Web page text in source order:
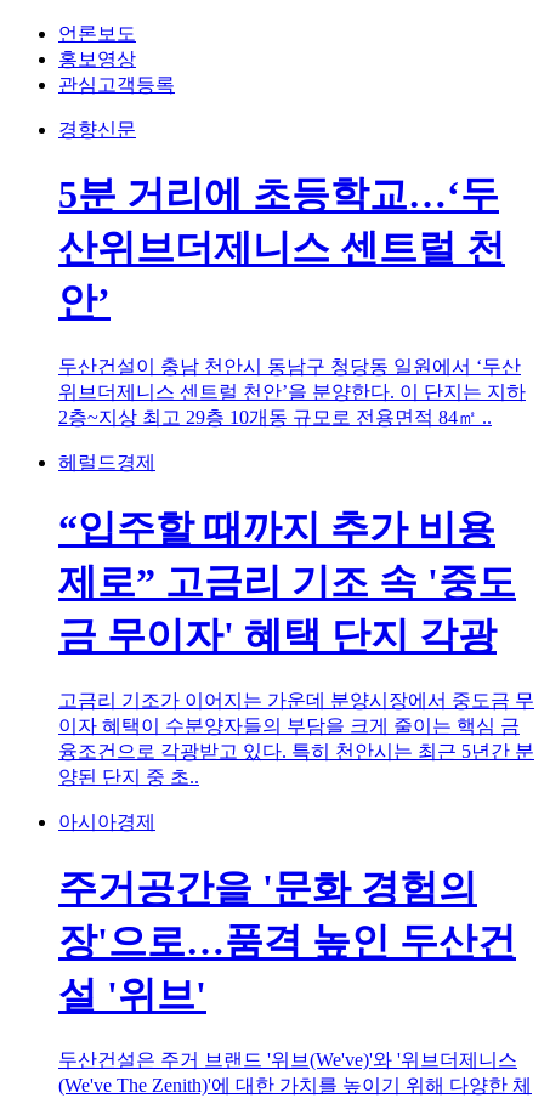
언론보도
홍보영상
관심고객등록
경향신문
5분 거리에 초등학교…‘두
산위브더제니스 센트럴 천
안’
두산건설이 충남 천안시 동남구 청당동 일원에서 ‘두산
위브더제니스 센트럴 천안’을 분양한다. 이 단지는 지하
2층~지상 최고 29층 10개동 규모로 전용면적 84㎡ ..
헤럴드경제
“입주할 때까지 추가 비용
제로” 고금리 기조 속 '중도
금 무이자' 혜택 단지 각광
고금리 기조가 이어지는 가운데 분양시장에서 중도금 무
이자 혜택이 수분양자들의 부담을 크게 줄이는 핵심 금
융조건으로 각광받고 있다. 특히 천안시는 최근 5년간 분
양된 단지 중 초..
아시아경제
주거공간을 '문화 경험의
장'으로…품격 높인 두산건
설 '위브'
두산건설은 주거 브랜드 '위브(We've)'와 '위브더제니스
(We've The Zenith)'에 대한 가치를 높이기 위해 다양한 체